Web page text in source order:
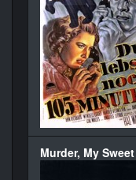
Murder, My Sweet